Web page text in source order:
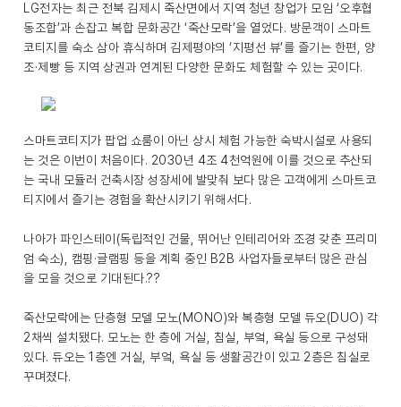
LG전자는 최근 전북 김제시 죽산면에서 지역 청년 창업가 모임 ‘오후협
동조합’과 손잡고 복합 문화공간 ‘죽산모락’을 열었다. 방문객이 스마트
코티지를 숙소 삼아 휴식하며 김제평야의 ‘지평선 뷰’를 즐기는 한편, 양
조·제빵 등 지역 상권과 연계된 다양한 문화도 체험할 수 있는 곳이다.
스마트코티지가 팝업 쇼룸이 아닌 상시 체험 가능한 숙박시설로 사용되
는 것은 이번이 처음이다. 2030년 4조 4천억원에 이를 것으로 추산되
는 국내 모듈러 건축시장 성장세에 발맞춰 보다 많은 고객에게 스마트코
티지에서 즐기는 경험을 확산시키기 위해서다.
나아가 파인스테이(독립적인 건물, 뛰어난 인테리어와 조경 갖춘 프리미
엄 숙소), 캠핑·글램핑 등을 계획 중인 B2B 사업자들로부터 많은 관심
을 모을 것으로 기대된다.??
죽산모락에는 단층형 모델 모노(MONO)와 복층형 모델 듀오(DUO) 각
2채씩 설치됐다. 모노는 한 층에 거실, 침실, 부엌, 욕실 등으로 구성돼
있다. 듀오는 1층엔 거실, 부엌, 욕실 등 생활공간이 있고 2층은 침실로
꾸며졌다.